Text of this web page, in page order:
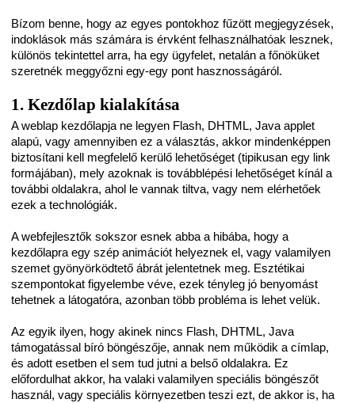
Bízom benne, hogy az egyes pontokhoz fűzött megjegyzések,
indoklások más számára is érvként felhasználhatóak lesznek,
különös tekintettel arra, ha egy ügyfelet, netalán a főnöküket
szeretnék meggyőzni egy-egy pont hasznosságáról.
1. Kezdőlap kialakítása
A weblap kezdőlapja ne legyen Flash, DHTML, Java applet
alapú, vagy amennyiben ez a választás, akkor mindenképpen
biztosítani kell megfelelő kerülő lehetőséget (tipikusan egy link
formájában), mely azoknak is továbblépési lehetőséget kínál a
további oldalakra, ahol le vannak tiltva, vagy nem elérhetőek
ezek a technológiák.
A webfejlesztők sokszor esnek abba a hibába, hogy a
kezdőlapra egy szép animációt helyeznek el, vagy valamilyen
szemet gyönyörködtető ábrát jelentetnek meg. Esztétikai
szempontokat figyelembe véve, ezek tényleg jó benyomást
tehetnek a látogatóra, azonban több probléma is lehet velük.
Az egyik ilyen, hogy akinek nincs Flash, DHTML, Java
támogatással bíró böngészője, annak nem működik a címlap,
és adott esetben el sem tud jutni a belső oldalakra. Ez
előfordulhat akkor, ha valaki valamilyen speciális böngészőt
használ, vagy speciális környezetben teszi ezt, de akkor is, ha